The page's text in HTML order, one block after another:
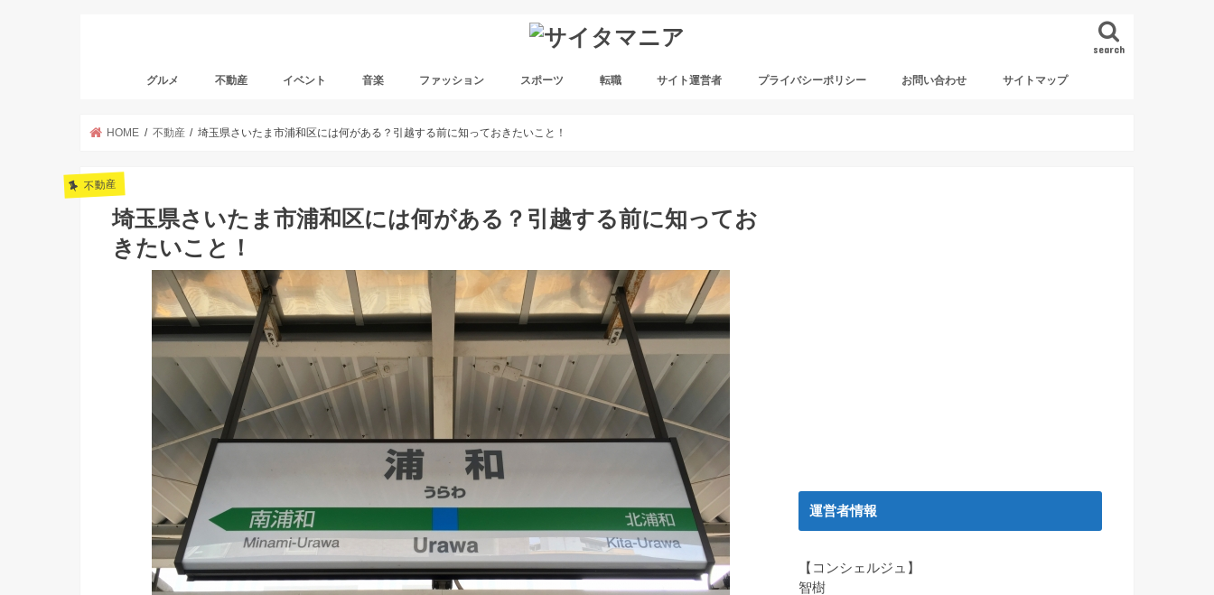
search
グルメ 不動産 イベント 音楽 ファッション スポーツ 転職 サイト運営者 プライバシーポリシー お問い合わせ サイトマップ
HOME 不動産 埼玉県さいたま市浦和区には何がある？引越する前に知っておきたいこと！
不動産
埼玉県さいたま市浦和区には何がある？引越する前に知ってお
きたいこと！
運営者情報
【コンシェルジュ】
智樹